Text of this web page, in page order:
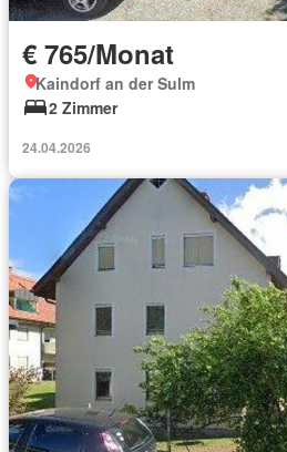
€ 765/Monat
Kaindorf an der Sulm
2 Zimmer
24.04.2026